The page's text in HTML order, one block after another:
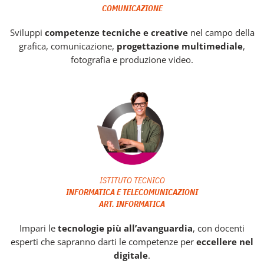
COMUNICAZIONE
Sviluppi competenze tecniche e creativenel campo della
grafica, comunicazione, progettazione multimediale,
fotografia e produzione video.
ISTITUTO TECNICO
INFORMATICA E TELECOMUNICAZIONI
ART. INFORMATICA
Impari le tecnologie più all’avanguardia, con docenti
esperti che sapranno darti le competenze per eccellere nel
digitale.